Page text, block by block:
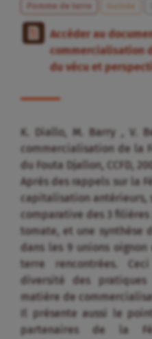
Pomme de terre
Guinée
Accéder au
commercialisation
du vécu et
K. Diallo, M. Barry , V.
commercialisation de la
du Fouta Djallon, CCFD,
Après des rappels sur la
capitalisation antérieurs,
comparative des 3
tomate, et une synthèse
dans les 9 unions
terre rencontrées.
diversité des
matière de
Il présente aussi le
partenaires de la